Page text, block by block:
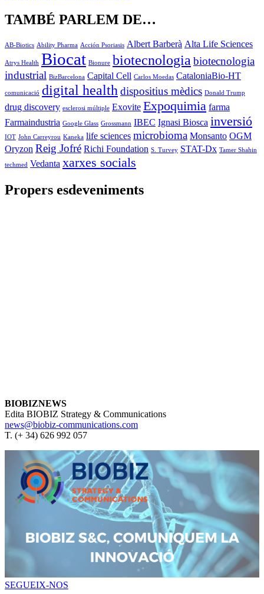
TAMBÉ PARLEM DE…
AB-Biotics Ability Pharma Acción Psoriasis Albert Barberà Alta Life Sciences
Atrys Health Biocat Bionure biotecnologiabiotecnologia
industrial BizBarcelona Capital Cell Carlos Moedas CataloniaBio-HT
comunicació digital healthdispositius mèdics Donald Trump
drug discovery esclerosi múltiple Exovite Expoquimia farma
Farmaindustria Google Glass Grossmann IBEC Ignasi Biosca inversió
IOT John Carreyrou Kaneka life sciences microbioma Monsanto OGM
Oryzon Reig Jofré Richi Foundation S. Turvey STAT-Dx Tamer Shahin
techmed Vedanta xarxes socials
Propers esdeveniments
BIOBIZNEWS
Edita BIOBIZ Strategy & Communications
news@biobiz-communications.com
T. (+ 34) 626 992 057
SEGUEIX-NOS